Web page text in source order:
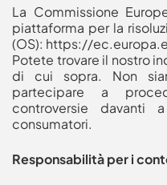
La Commissione
piattaforma per la
(OS): https://
Potete trovare il nostro
di cui sopra. Non
partecipare a
controversie davanti
consumatori.
Responsabilità per i